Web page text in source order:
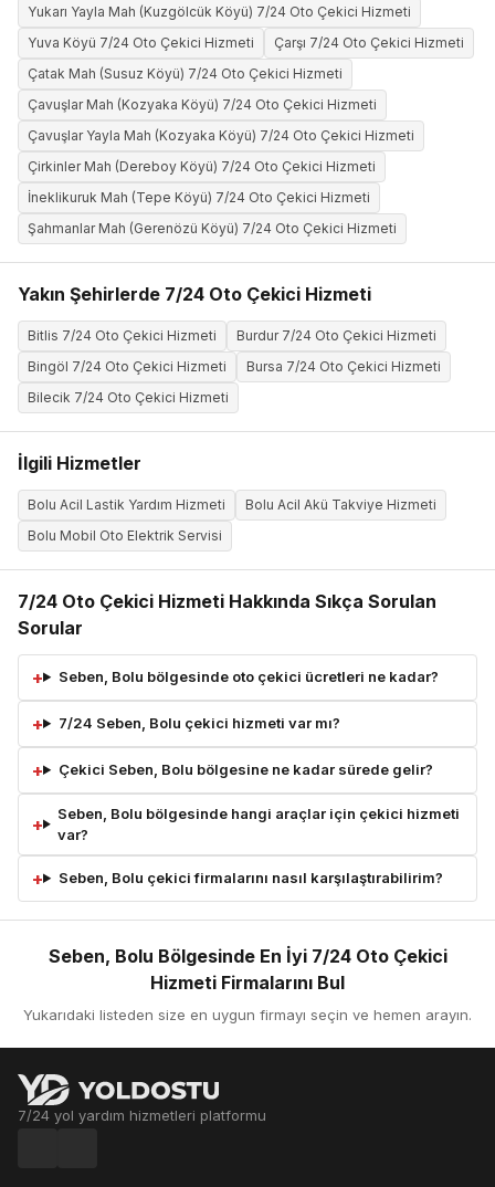
Yukarı Yayla Mah (Kuzgölcük Köyü) 7/24 Oto Çekici Hizmeti
Yuva Köyü 7/24 Oto Çekici Hizmeti
Çarşı 7/24 Oto Çekici Hizmeti
Çatak Mah (Susuz Köyü) 7/24 Oto Çekici Hizmeti
Çavuşlar Mah (Kozyaka Köyü) 7/24 Oto Çekici Hizmeti
Çavuşlar Yayla Mah (Kozyaka Köyü) 7/24 Oto Çekici Hizmeti
Çirkinler Mah (Dereboy Köyü) 7/24 Oto Çekici Hizmeti
İneklikuruk Mah (Tepe Köyü) 7/24 Oto Çekici Hizmeti
Şahmanlar Mah (Gerenözü Köyü) 7/24 Oto Çekici Hizmeti
Yakın Şehirlerde 7/24 Oto Çekici Hizmeti
Bitlis 7/24 Oto Çekici Hizmeti
Burdur 7/24 Oto Çekici Hizmeti
Bingöl 7/24 Oto Çekici Hizmeti
Bursa 7/24 Oto Çekici Hizmeti
Bilecik 7/24 Oto Çekici Hizmeti
İlgili Hizmetler
Bolu Acil Lastik Yardım Hizmeti
Bolu Acil Akü Takviye Hizmeti
Bolu Mobil Oto Elektrik Servisi
7/24 Oto Çekici Hizmeti Hakkında Sıkça Sorulan
Sorular
Seben, Bolu bölgesinde oto çekici ücretleri ne kadar?
7/24 Seben, Bolu çekici hizmeti var mı?
Çekici Seben, Bolu bölgesine ne kadar sürede gelir?
Seben, Bolu bölgesinde hangi araçlar için çekici hizmeti
var?
Seben, Bolu çekici firmalarını nasıl karşılaştırabilirim?
Seben, Bolu Bölgesinde En İyi 7/24 Oto Çekici
Hizmeti Firmalarını Bul
Yukarıdaki listeden size en uygun firmayı seçin ve hemen arayın.
7/24 yol yardım hizmetleri platformu